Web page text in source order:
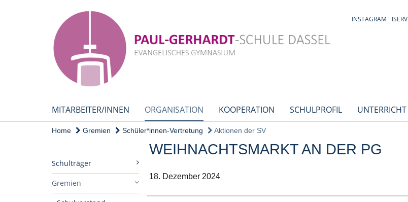
INSTAGRAM ISERV
MITARBEITER/INNEN ORGANISATION KOOPERATION SCHULPROFIL UNTERRICHT
Home Gremien Schüler*innen-Vertretung Aktionen der SV
Schulträger
Gremien
WEIHNACHTSMARKT AN DER PG
18. Dezember 2024